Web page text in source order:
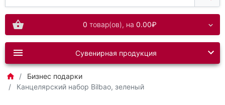
0 товар(ов), на 0.00₽
Сувенирная продукция
Бизнес подарки
Канцелярский набор Bilbao, зеленый